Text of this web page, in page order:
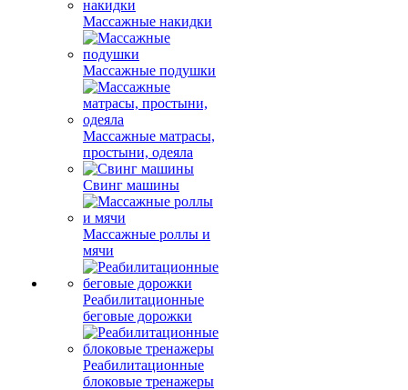
Массажные накидки
Массажные подушки
Массажные матрасы,
простыни, одеяла
Свинг машины
Массажные роллы и
мячи
Реабилитационные
беговые дорожки
Реабилитационные
блоковые тренажеры